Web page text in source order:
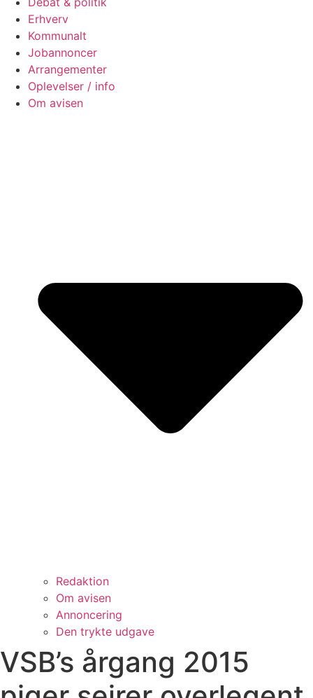
Erhverv
Kommunalt
Jobannoncer
Arrangementer
Oplevelser / info
Om avisen
Redaktion
Om avisen
Annoncering
Den trykte udgave
VSB’s årgang 2015